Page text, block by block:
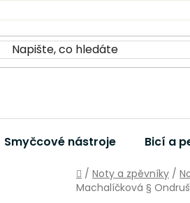
Smyčcové nástroje Bicí a
Domů
/ Noty a zpěvníky /
Machalíčková § Ondruš